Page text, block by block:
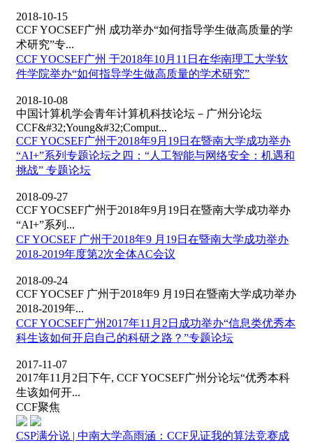
2018-10-15
CCF YOCSEF广州 成功举办“如何指导学生做高质量的学
术研究”专...
CCF YOCSEF广州 于2018年10月11日在华南理工大学软
件学院举办“如何指导学生做高质量的学术研究”
2018-10-08
中国计算机学会青年计算机科技论坛－广州分论坛
CCF&#32;Young&#32;Comput...
CCF YOCSEF广州于2018年9月19日在暨南大学成功举办
“AI+”系列专题论坛之四：“人工智能与网络安全：机遇和
挑战” 专题论坛
2018-09-27
CCF YOCSEF广州于2018年9月19日在暨南大学成功举办
“AI+”系列...
CF YOCSEF 广州于2018年9 月19日在暨南大学成功举办
2018-2019年度第2次全体AC会议
2018-09-24
CCF YOCSEF 广州于2018年9 月19日在暨南大学成功举办
2018-2019年...
CCF YOCSEF广州2017年11月2日成功举办“信息类优秀本
科生该如何开启自己的科研之路？”专题论坛
2017-11-07
2017年11月2日下午, CCF YOCSEF广州分论坛“优秀本科
生该如何开...
CCF聚焦
CSP满分说 | 中南大学高雨涵：CCF见证我的算法竞赛成